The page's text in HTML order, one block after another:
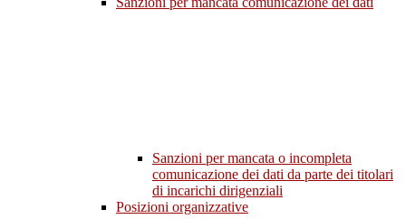
Sanzioni per mancata o incompleta
comunicazione dei dati da parte dei titolari
di incarichi dirigenziali
Posizioni organizzative